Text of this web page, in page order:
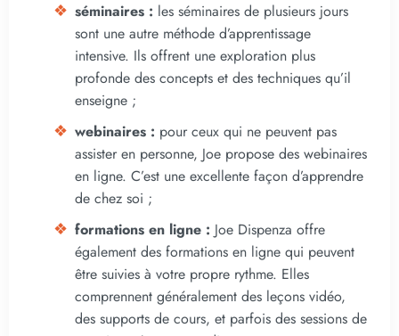
séminaires : les séminaires de plusieurs jours
sont une autre méthode d’apprentissage
intensive. Ils offrent une exploration plus
profonde des concepts et des techniques qu’il
enseigne ;
webinaires : pour ceux qui ne peuvent pas
assister en personne, Joe propose des webinaires
en ligne. C’est une excellente façon d’apprendre
de chez soi ;
formations en ligne : Joe Dispenza offre
également des formations en ligne qui peuvent
être suivies à votre propre rythme. Elles
comprennent généralement des leçons vidéo,
des supports de cours, et parfois des sessions de